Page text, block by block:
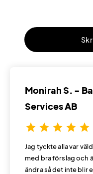
star star star star star
Monirah S. -
Services AB
Jag tyckte alla var
med bra förslag och
ändra så det inte blir